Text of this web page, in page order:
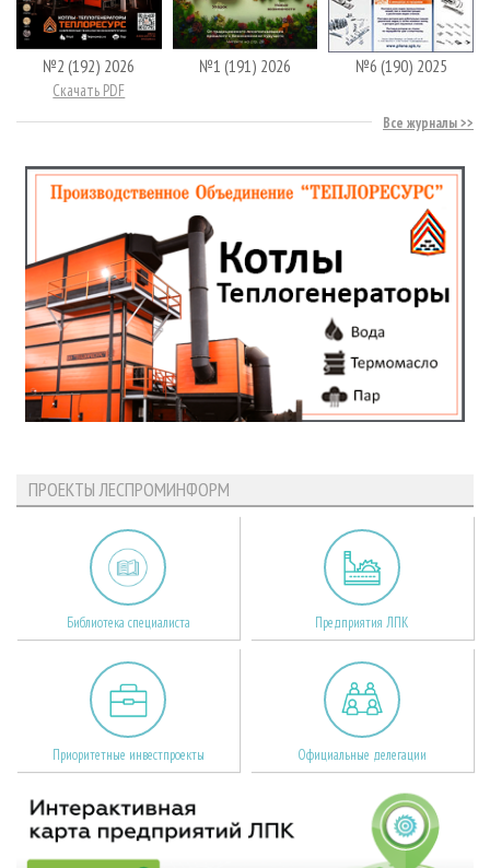
№2 (192) 2026
Скачать PDF
№1 (191) 2026 №6 (190) 2025
Все журналы
ПРОЕКТЫ ЛЕСПРОМИНФОРМ
Библиотека специалиста Предприятия ЛПК
Приоритетные инвестпроекты Официальные делегации